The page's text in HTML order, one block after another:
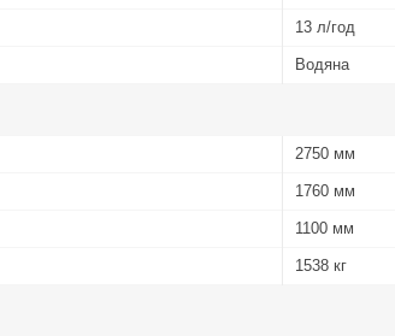
13 л/год
Водяна
2750 мм
1760 мм
1100 мм
1538 кг